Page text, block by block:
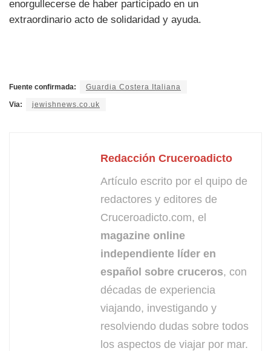
enorgullecerse de haber participado en un
extraordinario acto de solidaridad y ayuda.
Fuente confirmada: Guardia Costera Italiana
Via: jewishnews.co.uk
Redacción Cruceroadicto
Artículo escrito por el quipo de
redactores y editores de
Cruceroadicto.com, el
magazine online
independiente líder en
español sobre cruceros, con
décadas de experiencia
viajando, investigando y
resolviendo dudas sobre todos
los aspectos de viajar por mar.